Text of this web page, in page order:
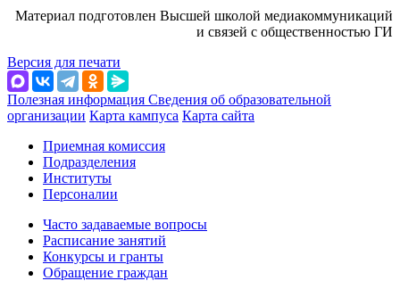
Материал подготовлен Высшей школой медиакоммуникаций
и связей с общественностью ГИ
Версия для печати
Полезная информация Сведения об образовательной
организации Карта кампуса Карта сайта
Приемная комиссия
Подразделения
Институты
Персоналии
Часто задаваемые вопросы
Расписание занятий
Конкурсы и гранты
Обращение граждан